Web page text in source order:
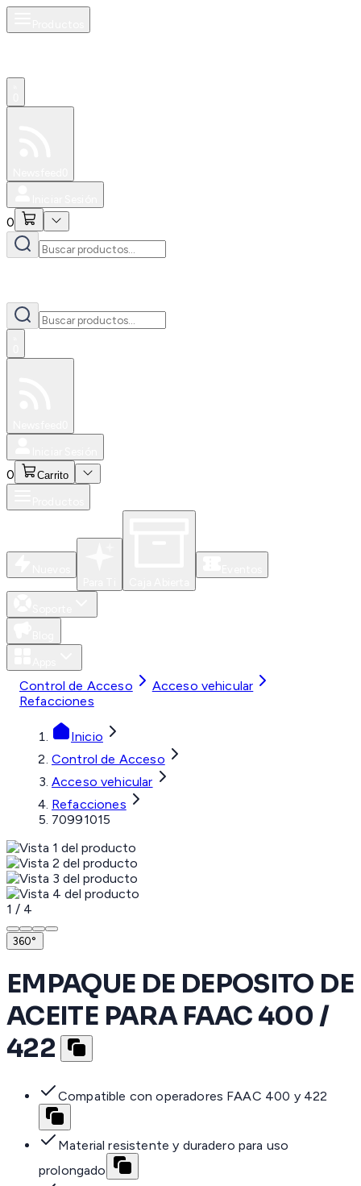
0
0 Carrito
Control de Acceso
Acceso vehicular
Refacciones
Inicio
Control de Acceso
Acceso vehicular
Refacciones
70991015
1 / 4
360°
EMPAQUE DE DEPOSITO DE
ACEITE PARA FAAC 400 /
422
Compatible con operadores FAAC 400 y 422
Material resistente y duradero para uso
prolongado